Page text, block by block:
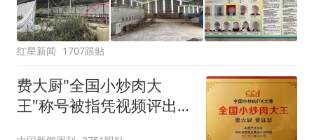
红星新闻 1707跟贴
费大厨"全国小炒肉大
王"称号被指凭视频评出